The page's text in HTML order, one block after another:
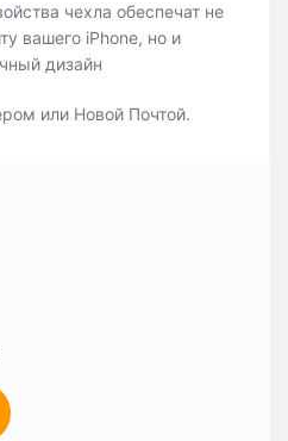
чехла обеспечат не
вашего iPhone, но и
дизайн
или Новой Почтой.